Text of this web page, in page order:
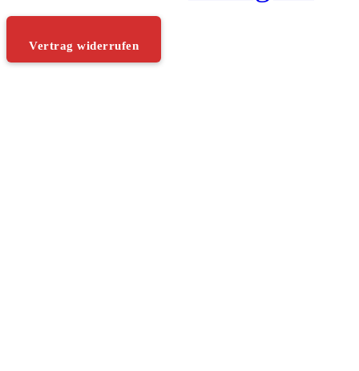
Vertrag widerrufen